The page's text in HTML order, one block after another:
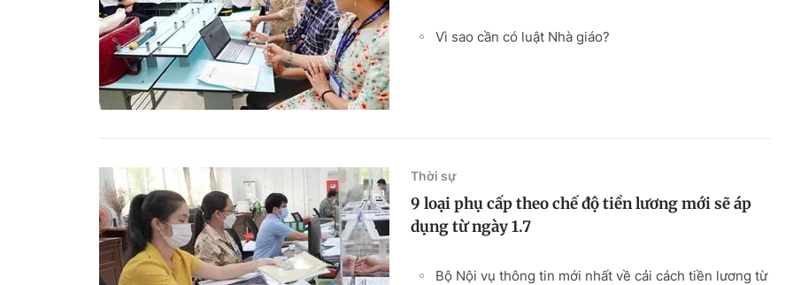
Vì sao cần có luật Nhà giáo?
Thời sự
9 loại phụ cấp theo chế độ tiền lương mới sẽ áp
dụng từ ngày 1.7
Bộ Nội vụ thông tin mới nhất về cải cách tiền lương từ